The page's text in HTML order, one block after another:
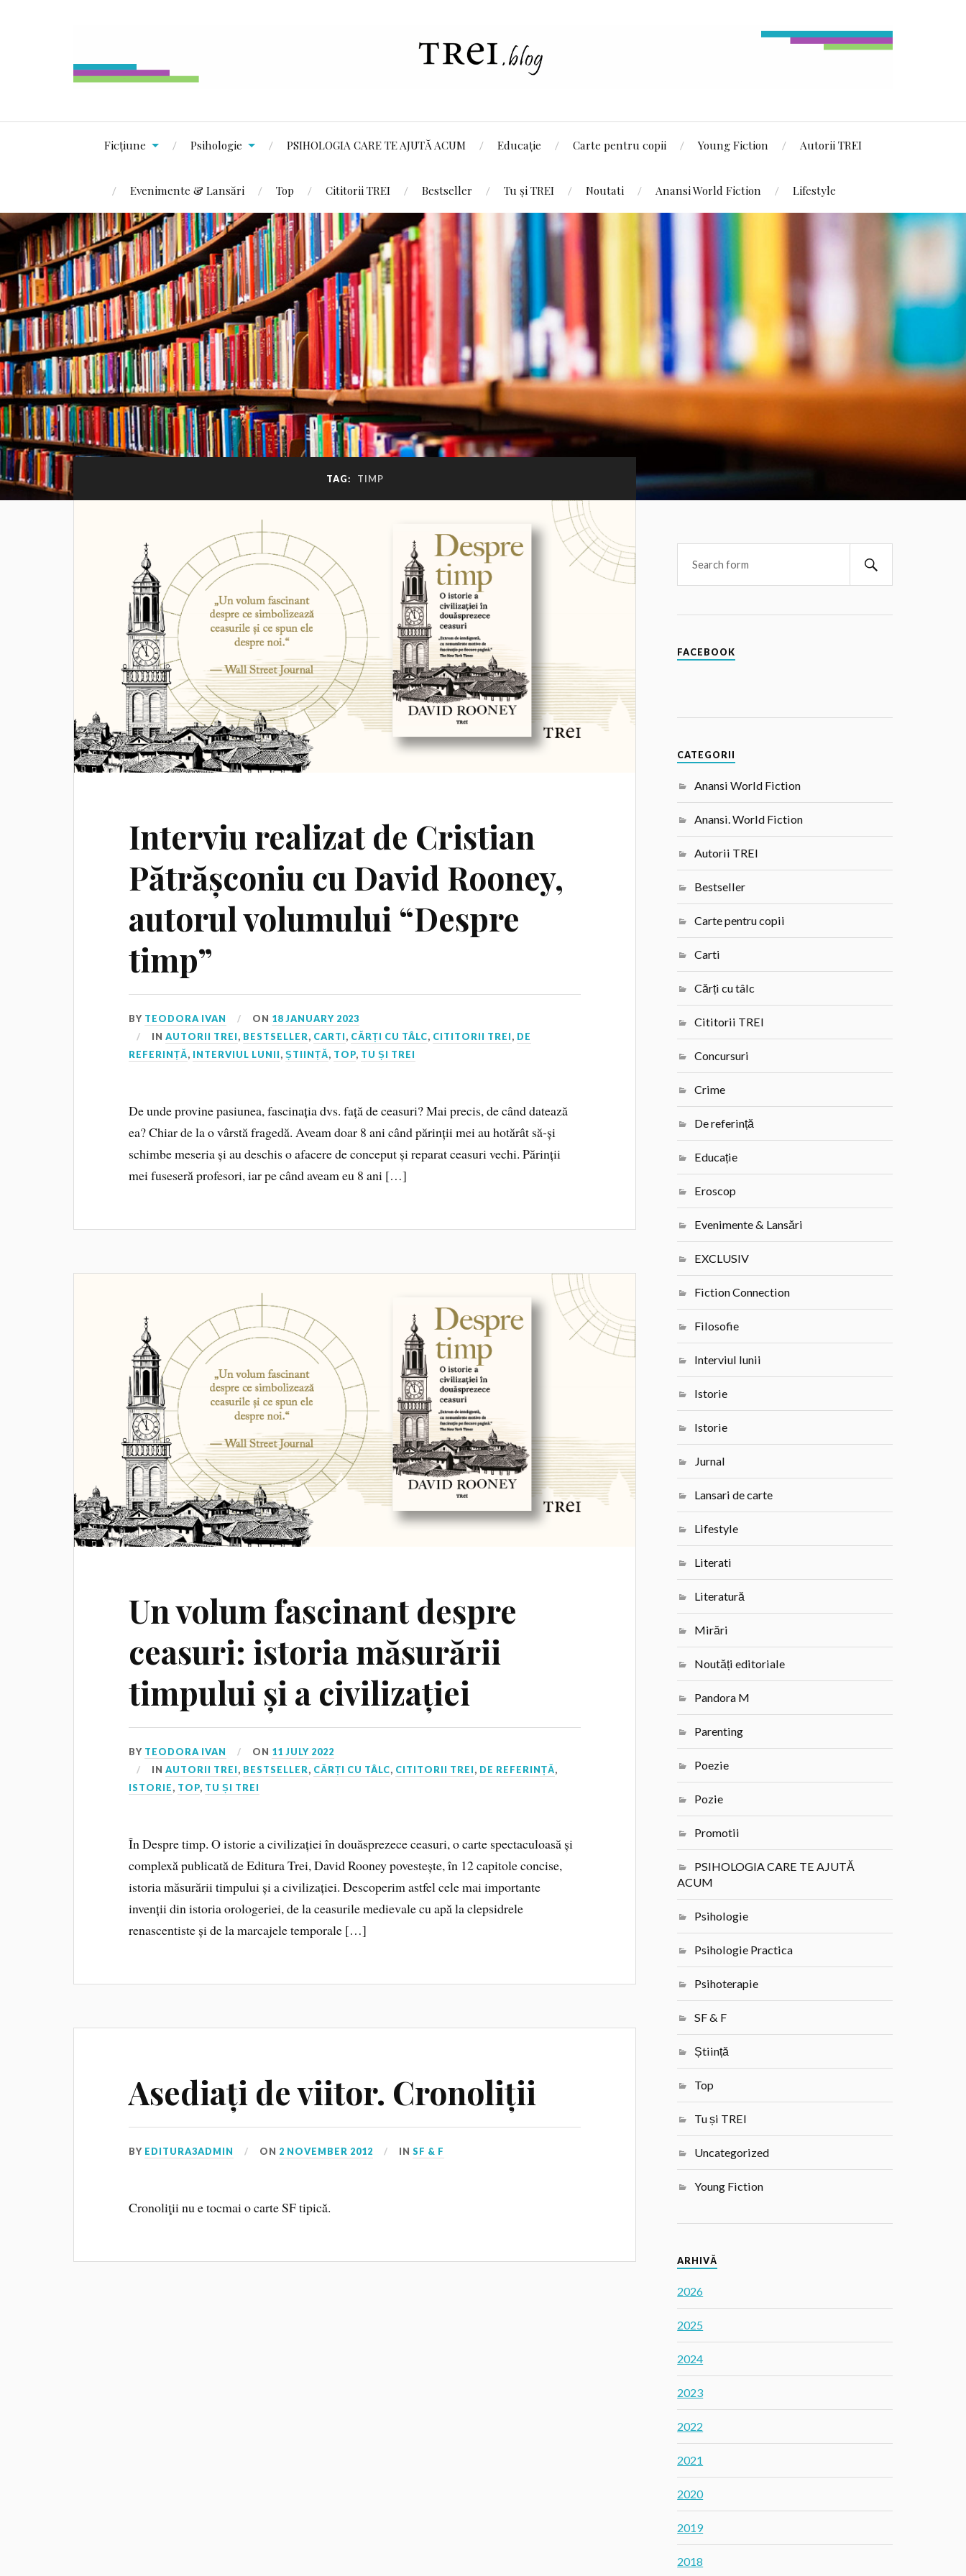
Ficțiune Psihologie PSIHOLOGIA CARE TE AJUTĂ ACUM Educație Carte pentru copii Young Fiction Autorii TREI
Evenimente & Lansări Top Cititorii TREI Bestseller Tu și TREI Noutati Anansi World Fiction Lifestyle
TAG: TIMP
Interviu realizat de Cristian
Pătrășconiu cu David Rooney,
autorul volumului “Despre
timp”
BY TEODORA IVAN ON 18 JANUARY 2023
INAUTORII TREI, BESTSELLER, CARTI, CĂRȚI CU TÂLC, CITITORII TREI, DE
REFERINȚĂ, INTERVIUL LUNII,ȘTIINȚĂ, TOP, TU ȘI TREI
De unde provine pasiunea, fascinația dvs. față de ceasuri? Mai precis, de când datează
ea? Chiar de la o vârstă fragedă. Aveam doar 8 ani când părinții mei au hotărât să-și
schimbe meseria și au deschis o afacere de conceput și reparat ceasuri vechi. Părinții
mei fuseseră profesori, iar pe când aveam eu 8 ani […]
Un volum fascinant despre
ceasuri: istoria măsurării
timpului și a civilizației
BY TEODORA IVAN ON 11 JULY 2022
INAUTORII TREI, BESTSELLER, CĂRȚI CU TÂLC, CITITORII TREI, DE REFERINȚĂ,
ISTORIE, TOP, TU ȘI TREI
În Despre timp. O istorie a civilizației în douăsprezece ceasuri, o carte spectaculoasă și
complexă publicată de Editura Trei, David Rooney povestește, în 12 capitole concise,
istoria măsurării timpului și a civilizației. Descoperim astfel cele mai importante
invenții din istoria orologeriei, de la ceasurile medievale cu apă la clepsidrele
renascentiste și de la marcajele temporale […]
Asediați de viitor. Cronoliții
BY EDITURA3ADMIN ON 2 NOVEMBER 2012 INSF & F
Cronoliţii nu e tocmai o carte SF tipică.
FACEBOOK
CATEGORII
Anansi World Fiction
Anansi. World Fiction
Autorii TREI
Bestseller
Carte pentru copii
Carti
Cărți cu tâlc
Cititorii TREI
Concursuri
Crime
De referință
Educație
Eroscop
Evenimente & Lansări
EXCLUSIV
Fiction Connection
Filosofie
Interviul lunii
Istorie
Istorie
Jurnal
Lansari de carte
Lifestyle
Literati
Literatură
Mirări
Noutăți editoriale
Pandora M
Parenting
Poezie
Pozie
Promotii
PSIHOLOGIA CARE TE AJUTĂ
ACUM
Psihologie
Psihologie Practica
Psihoterapie
SF & F
Știință
Top
Tu și TREI
Uncategorized
Young Fiction
ARHIVĂ
2026
2025
2024
2023
2022
2021
2020
2019
2018